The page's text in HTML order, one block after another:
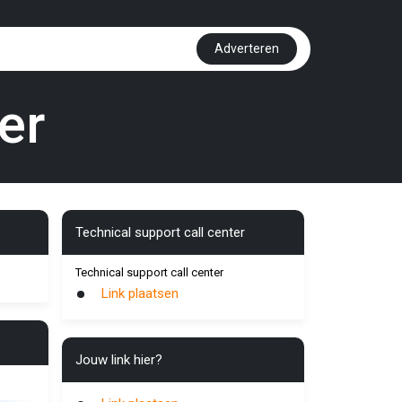
Adverteren
Technical support call center
Technical support call center
Link plaatsen
Jouw link hier?